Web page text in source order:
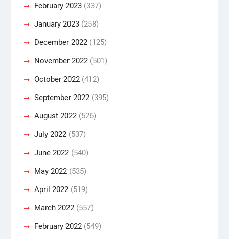
February 2023(337)
January 2023(258)
December 2022(125)
November 2022(501)
October 2022(412)
September 2022(395)
August 2022(526)
July 2022(537)
June 2022(540)
May 2022(535)
April 2022(519)
March 2022(557)
February 2022(549)